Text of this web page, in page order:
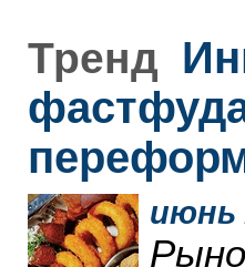
Тренд
июнь